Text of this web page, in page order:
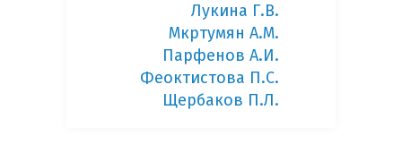
Лукина Г.В.
Мкртумян А.М.
Парфенов А.И.
Феоктистова П.С.
Щербаков П.Л.